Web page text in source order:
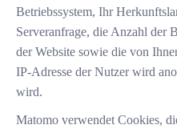
Betriebssystem, Ihr
Serveranfrage, die Anzahl der
der Website sowie die von
IP-Adresse der Nutzer wird
wird.
Matomo verwendet Cookies,